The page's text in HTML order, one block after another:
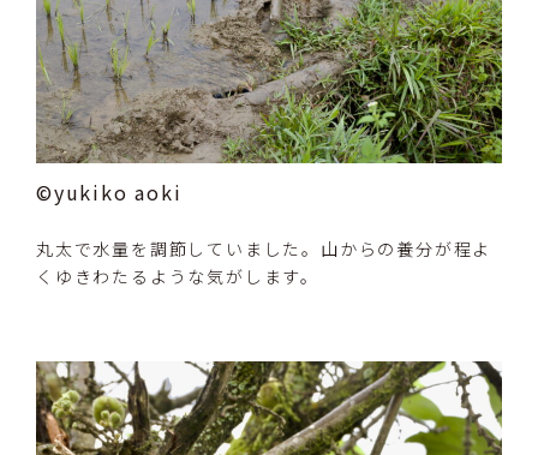
©yukiko aoki
丸太で水量を調節していました。山からの養分が程よ
くゆきわたるような気がします。